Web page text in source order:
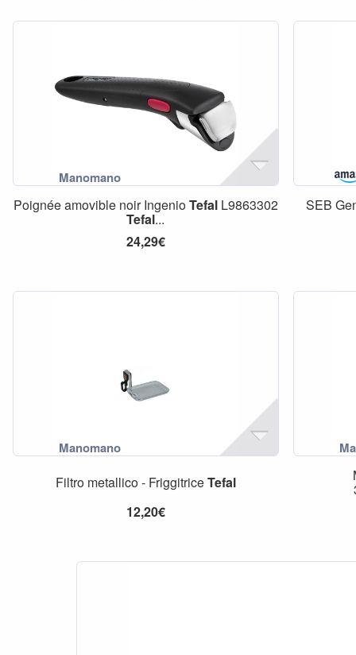
Poignée amovible noir IngenioTefalL9863302
Tefal...
24,29€
SEB
Filtro metallico - FriggitriceTefal
12,20€